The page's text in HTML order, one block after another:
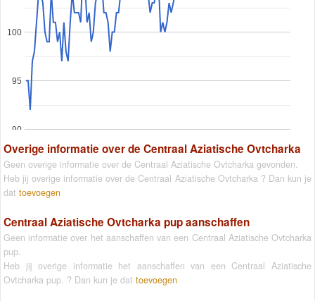
90
95
100
Overige informatie over de Centraal Aziatische Ovtcharka
Geen overige informatie over de Centraal Aziatische Ovtcharka gevonden.
Heb jij overige informatie over de Centraal Aziatische Ovtcharka ? Dan kun je
dat toevoegen
Centraal Aziatische Ovtcharka pup aanschaffen
Geen informatie over het aanschaffen van een Centraal Aziatische Ovtcharka
pup.
Heb jij overige informatie het aanschaffen van een Centraal Aziatische
Ovtcharka pup. ? Dan kun je dat toevoegen